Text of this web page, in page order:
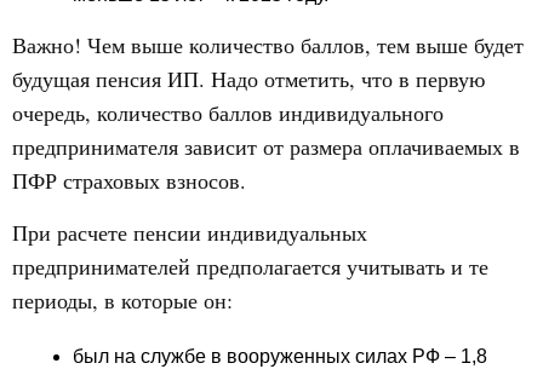
Важно! Чем выше количество баллов, тем выше будет
будущая пенсия ИП. Надо отметить, что в первую
очередь, количество баллов индивидуального
предпринимателя зависит от размера оплачиваемых в
ПФР страховых взносов.
При расчете пенсии индивидуальных
предпринимателей предполагается учитывать и те
периоды, в которые он:
был на службе в вооруженных силах РФ – 1,8